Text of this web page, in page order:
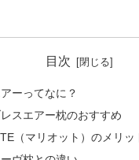
目次
ーってなに？
スエアー枕のおすすめ
（マリオット）のメリッ